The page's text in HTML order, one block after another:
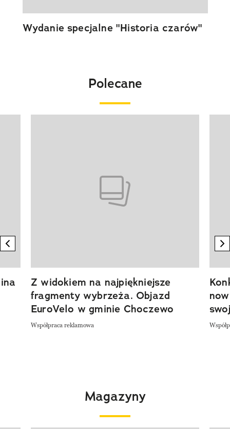
Wydanie specjalne "Historia czarów"
Polecane
previous element
Z widokiem na najpiękniejsze
fragmenty wybrzeża. Objazd
EuroVelo w gminie Choczewo
Współpraca reklamowa
Magazyny